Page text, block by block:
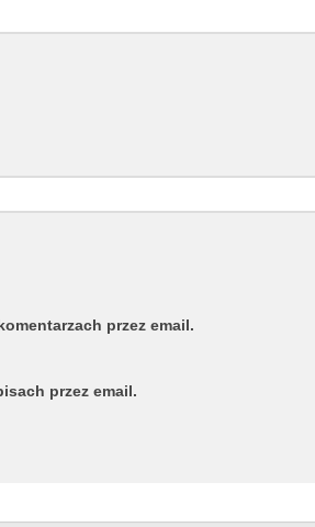
przez email.
przez email.